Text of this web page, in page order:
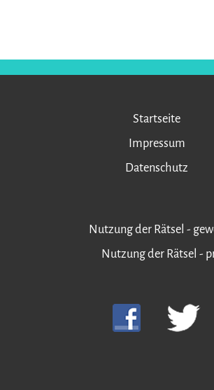
Startseite
Impressum
Datenschutz
Nutzung der Rätsel -
Nutzung der Rätsel -